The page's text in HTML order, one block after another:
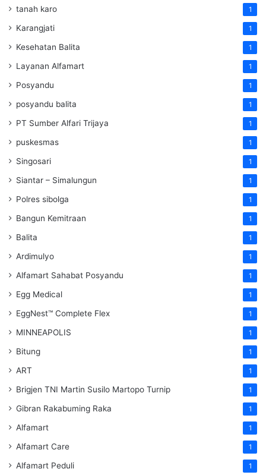
tanah karo 1
Karangjati 1
Kesehatan Balita 1
Layanan Alfamart 1
Posyandu 1
posyandu balita 1
PT Sumber Alfari Trijaya 1
puskesmas 1
Singosari 1
Siantar – Simalungun 1
Polres sibolga 1
Bangun Kemitraan 1
Balita 1
Ardimulyo 1
Alfamart Sahabat Posyandu 1
Egg Medical 1
EggNest™ Complete Flex 1
MINNEAPOLIS 1
Bitung 1
ART 1
Brigjen TNI Martin Susilo Martopo Turnip 1
Gibran Rakabuming Raka 1
Alfamart 1
Alfamart Care 1
Alfamart Peduli 1